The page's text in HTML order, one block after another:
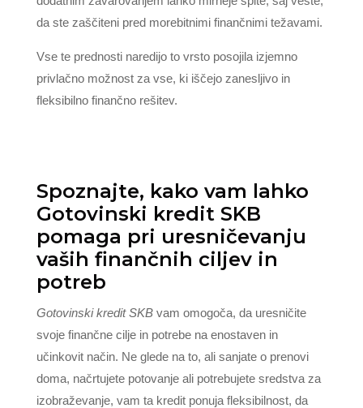
da ste zaščiteni pred morebitnimi finančnimi težavami.
Vse te prednosti naredijo to vrsto posojila izjemno
privlačno možnost za vse, ki iščejo zanesljivo in
fleksibilno finančno rešitev.
Spoznajte, kako vam lahko
Gotovinski kredit SKB
pomaga pri uresničevanju
vaših finančnih ciljev in
potreb
Gotovinski kredit SKBvam omogoča, da uresničite
svoje finančne cilje in potrebe na enostaven in
učinkovit način. Ne glede na to, ali sanjate o prenovi
doma, načrtujete potovanje ali potrebujete sredstva za
izobraževanje, vam ta kredit ponuja fleksibilnost, da